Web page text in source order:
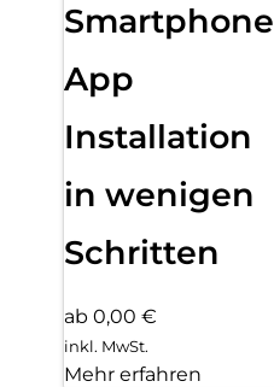
Smartphone
App
Installation
in wenigen
Schritten
ab 0,00 €
inkl. MwSt.
Mehr erfahren